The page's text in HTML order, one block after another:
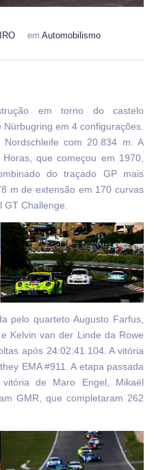
em Automobilismo
em torno do castelo
em 4 configurações.
com 20.834 m. A
que começou em 1970,
do traçado GP mais
m de extensão em 170 curvas
GT Challenge.
pelo quarteto Augusto Farfus,
Kelvin van der Linde da Rowe
após 24:02:41.104. A vitória
EMA #911. A etapa passada
de Maro Engel, Mikaël
GMR, que completaram 262